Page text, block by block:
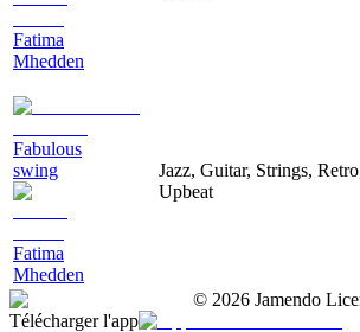
Fatima
Mhedden
Fabulous
swing
Fatima
Mhedden
Jazz, Guitar, Strings,
Upbeat
© 2026 Jamendo
Télécharger l'app